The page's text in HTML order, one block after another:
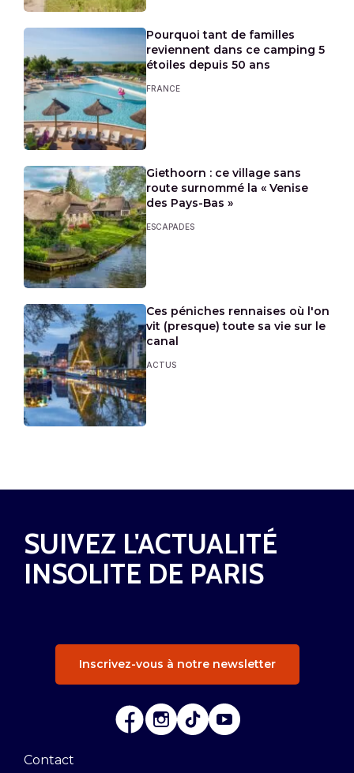
Pourquoi tant de familles
reviennent dans ce camping 5
étoiles depuis 50 ans
FRANCE
Giethoorn : ce village sans
route surnommé la « Venise
des Pays-Bas »
ESCAPADES
Ces péniches rennaises où l'on
vit (presque) toute sa vie sur le
canal
ACTUS
SUIVEZ L'ACTUALITÉ
INSOLITE DE PARIS
Inscrivez-vous à notre newsletter
Contact